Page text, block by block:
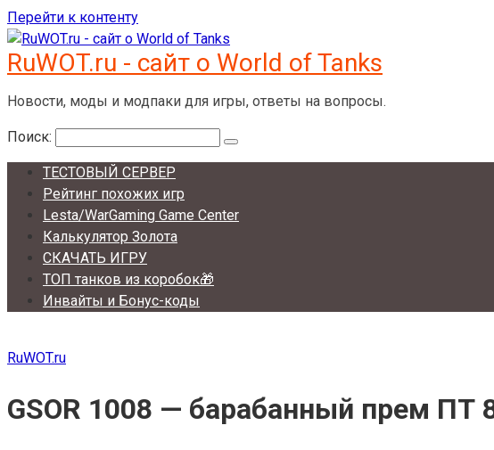
Перейти к контенту
RuWOT.ru - сайт о World of Tanks
Новости, моды и модпаки для игры, ответы на вопросы.
Поиск:
ТЕСТОВЫЙ СЕРВЕР
Рейтинг похожих игр
Lesta/WarGaming Game Center
Калькулятор Золота
СКАЧАТЬ ИГРУ
ТОП танков из коробок🎁
Инвайты и Бонус-коды
RuWOT.ru
GSOR 1008 — барабанный прем ПТ